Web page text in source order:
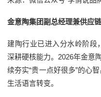
金意陶集团副总经理兼供应
建陶行业已进入分水岭阶段
深耕硬核能力。2026年金意
续夯实“贵一点好很多”的心
生活语言转变。